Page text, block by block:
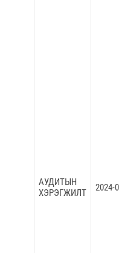
АУДИТЫН
ХЭРЭГЖИЛТ
2024-